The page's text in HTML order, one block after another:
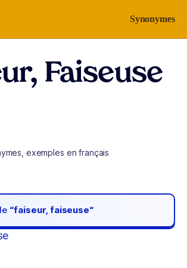
Synonymes
Faiseuse
exemples en français
“faiseur, faiseuse“